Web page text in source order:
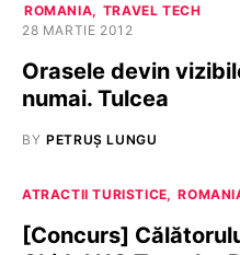
ROMANIA
TRAVEL TECH
28 MARTIE 2012
Orasele devin
numai. Tulcea
BY PETRUȘ LUNGU
ATRACTII TURISTICE
[Concurs]